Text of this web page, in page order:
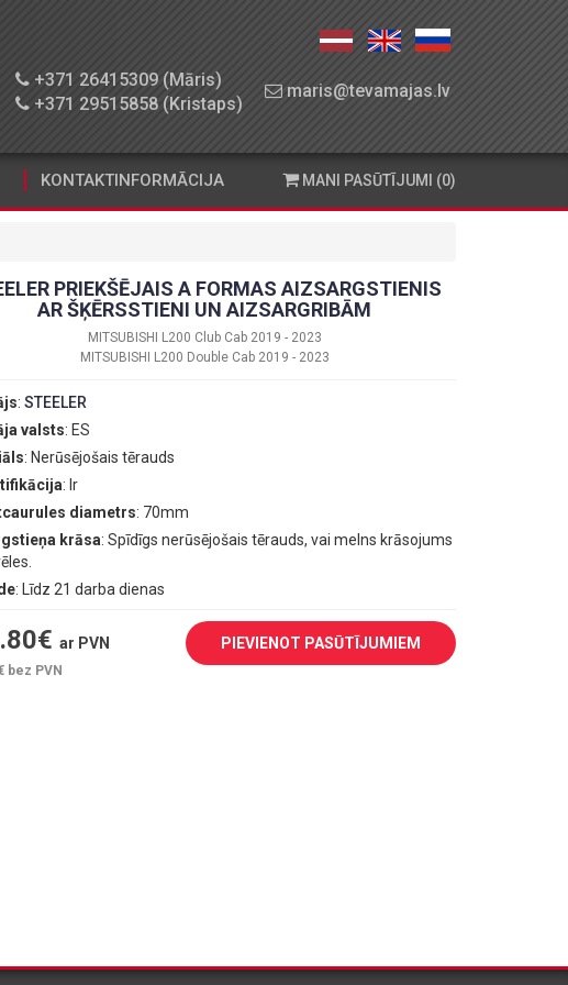
+371 26415309 (Māris)
+371 29515858 (Kristaps)
maris@tevamajas.lv
KONTAKTINFORMĀCIJA MANI PASŪTĪJUMI (0)
PRIEKŠĒJAIS A FORMAS AIZSARGSTIENIS
AR ŠĶĒRSSTIENI UN AIZSARGRIBĀM
MITSUBISHI L200 Club Cab 2019 - 2023
MITSUBISHI L200 Double Cab 2019 - 2023
: STEELER
valsts: ES
: Nerūsējošais tērauds
: Ir
diametrs: 70mm
krāsa: Spīdīgs nerūsējošais tērauds, vai melns krāsojums
: Līdz 21 darba dienas
€ ar PVN
bez PVN
PIEVIENOT PASŪTĪJUMIEM